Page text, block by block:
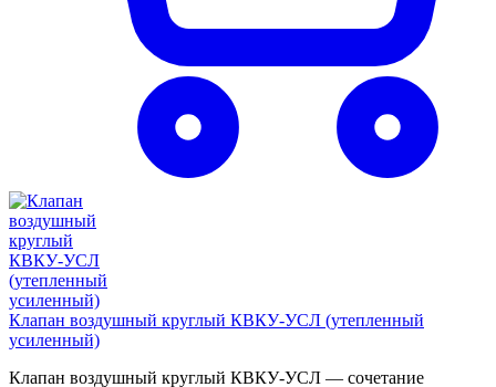
Клапан воздушный круглый КВКУ-УСЛ (утепленный
усиленный)
Клапан воздушный круглый КВКУ-УСЛ — сочетание